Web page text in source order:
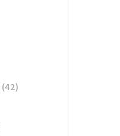
(42)